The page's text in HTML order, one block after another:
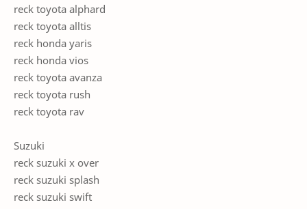
reck toyota alphard
reck toyota alltis
reck honda yaris
reck honda vios
reck toyota avanza
reck toyota rush
reck toyota rav
Suzuki
reck suzuki x over
reck suzuki splash
reck suzuki swift